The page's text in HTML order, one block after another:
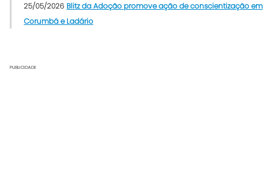
25/05/2026 Blitz da Adoção promove ação de conscientização em
Corumbá e Ladário
PUBLICIDADE